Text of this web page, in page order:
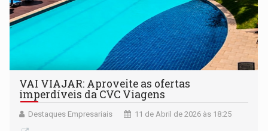
VAI VIAJAR: Aproveite as ofertas
imperdíveis da CVC Viagens
Destaques Empresariais 11 de Abril de 2026 às 18:25